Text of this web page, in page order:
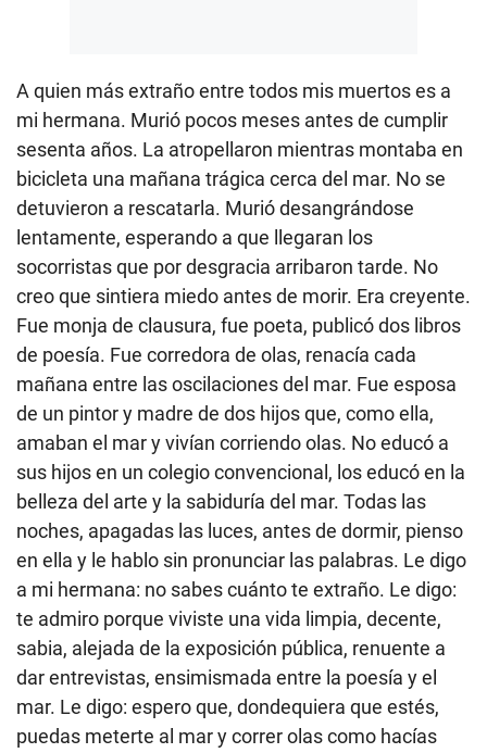
A quien más extraño entre todos mis muertos es a
mi hermana. Murió pocos meses antes de cumplir
sesenta años. La atropellaron mientras montaba en
bicicleta una mañana trágica cerca del mar. No se
detuvieron a rescatarla. Murió desangrándose
lentamente, esperando a que llegaran los
socorristas que por desgracia arribaron tarde. No
creo que sintiera miedo antes de morir. Era creyente.
Fue monja de clausura, fue poeta, publicó dos libros
de poesía. Fue corredora de olas, renacía cada
mañana entre las oscilaciones del mar. Fue esposa
de un pintor y madre de dos hijos que, como ella,
amaban el mar y vivían corriendo olas. No educó a
sus hijos en un colegio convencional, los educó en la
belleza del arte y la sabiduría del mar. Todas las
noches, apagadas las luces, antes de dormir, pienso
en ella y le hablo sin pronunciar las palabras. Le digo
a mi hermana: no sabes cuánto te extraño. Le digo:
te admiro porque viviste una vida limpia, decente,
sabia, alejada de la exposición pública, renuente a
dar entrevistas, ensimismada entre la poesía y el
mar. Le digo: espero que, dondequiera que estés,
puedas meterte al mar y correr olas como hacías